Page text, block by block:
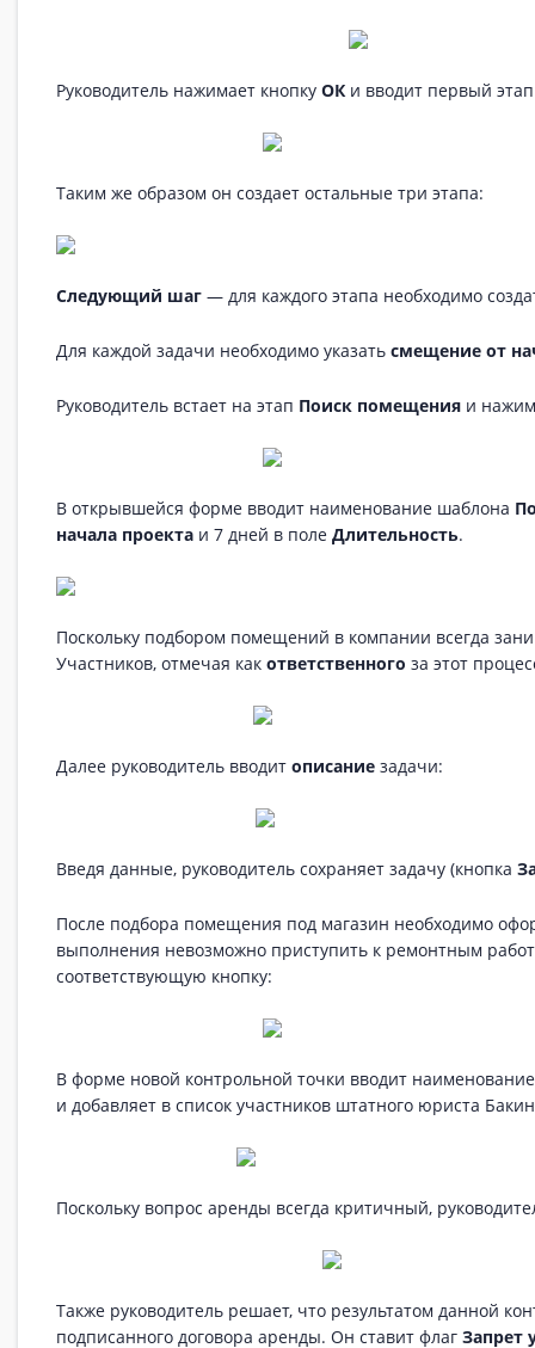
Руководитель нажимает кнопку ОКи вводит первый
Таким же образом он создает остальные три этапа:
Следующий шаг — для каждого этапа необходимо
Для каждой задачи необходимо указать смещение от
Руководитель встает на этап Поиск помещения и
В открывшейся форме вводит наименование шаблона
начала проекта и 7 дней в поле Длительность.
Поскольку подбором помещений в компании всегда
Участников, отмечая как ответственного за этот
Далее руководитель вводит описание задачи:
Введя данные, руководитель сохраняет задачу (кнопка
После подбора помещения под магазин необходимо
выполнения невозможно приступить к ремонтным
соответствующую кнопку:
В форме новой контрольной точки вводит
и добавляет в список участников штатного юриста
Поскольку вопрос аренды всегда критичный,
Также руководитель решает, что результатом данной
подписанного договора аренды. Он ставит флаг Запрет